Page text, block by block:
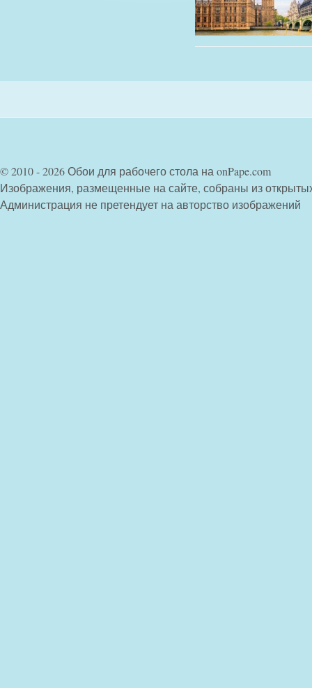
© 2010 - 2026 Обои для рабочего стола на onPape.com
Изображения, размещенные на сайте, собраны из
Администрация не претендует на авторство изображений